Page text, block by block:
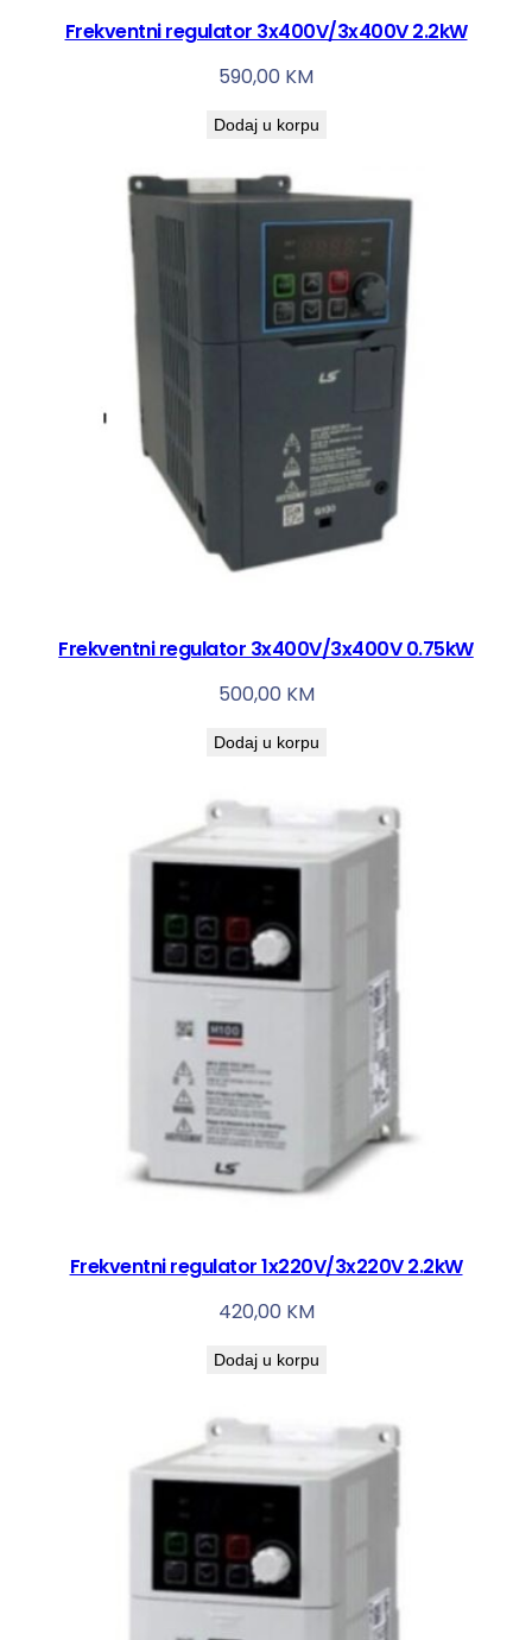
Frekventni regulator 3x400V/3x400V 2.2kW
590,00 KM
Dodaj u korpu
Frekventni regulator 3x400V/3x400V 0.75kW
500,00 KM
Dodaj u korpu
Frekventni regulator 1x220V/3x220V 2.2kW
420,00 KM
Dodaj u korpu